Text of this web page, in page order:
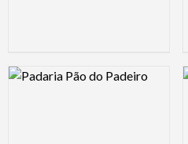
Logo Preview Image